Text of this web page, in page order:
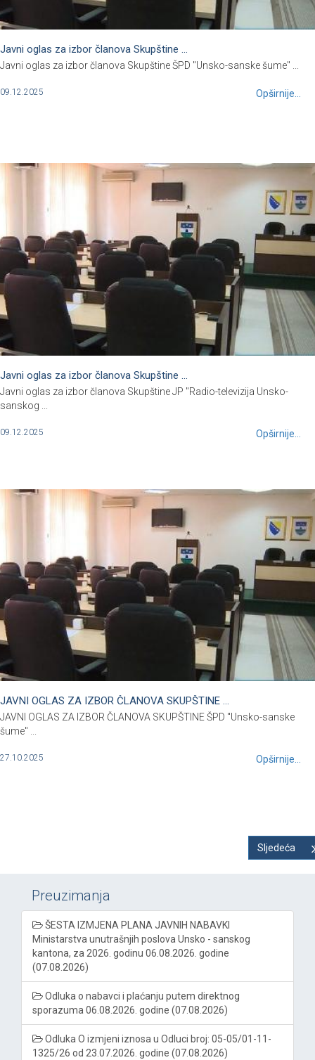
Javni oglas za izbor članova Skupštine ...
Javni oglas za izbor članova Skupštine ŠPD "Unsko-sanske šume" ...
09.12.2025 Opširnije...
Javni oglas za izbor članova Skupštine ...
Javni oglas za izbor članova Skupštine JP "Radio-televizija Unsko-
sanskog ...
09.12.2025 Opširnije...
JAVNI OGLAS ZA IZBOR ČLANOVA SKUPŠTINE ...
JAVNI OGLAS ZA IZBOR ČLANOVA SKUPŠTINE ŠPD "Unsko-sanske
šume" ...
27.10.2025 Opširnije...
Sljedeća
Preuzimanja
ŠESTA IZMJENA PLANA JAVNIH NABAVKI
Ministarstva unutrašnjih poslova Unsko - sanskog
kantona, za 2026. godinu 06.08.2026. godine
(07.08.2026)
Odluka o nabavci i plaćanju putem direktnog
sporazuma 06.08.2026. godine (07.08.2026)
Odluka O izmjeni iznosa u Odluci broj: 05-05/01-11-
1325/26 od 23.07.2026. godine (07.08.2026)